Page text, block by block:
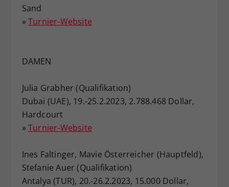
Sand
» Turnier-Website
DAMEN
Julia Grabher (Qualifikation)
Dubai (UAE), 19.-25.2.2023, 2.788.468 Dollar,
Hardcourt
» Turnier-Website
Ines Faltinger, Mavie Österreicher (Hauptfeld),
Stefanie Auer (Qualifikation)
Antalya (TUR), 20.-26.2.2023, 15.000 Dollar,